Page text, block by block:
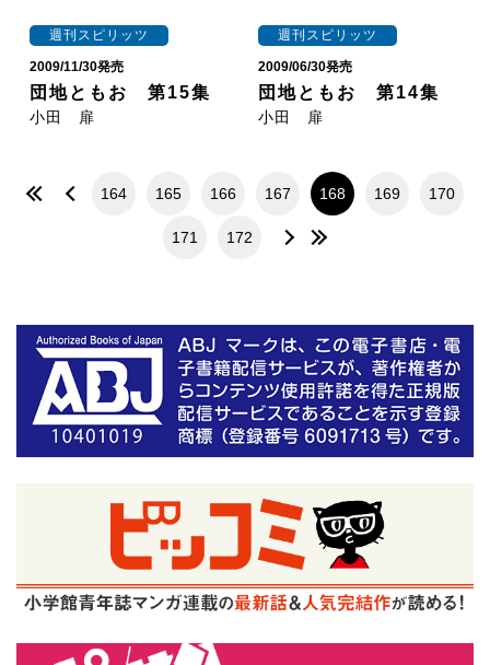
週刊スピリッツ
2009/11/30発売
団地ともお 第15集
小田 扉
週刊スピリッツ
2009/06/30発売
団地ともお 第14集
小田 扉
164 165 166 167 168 169 170
171 172